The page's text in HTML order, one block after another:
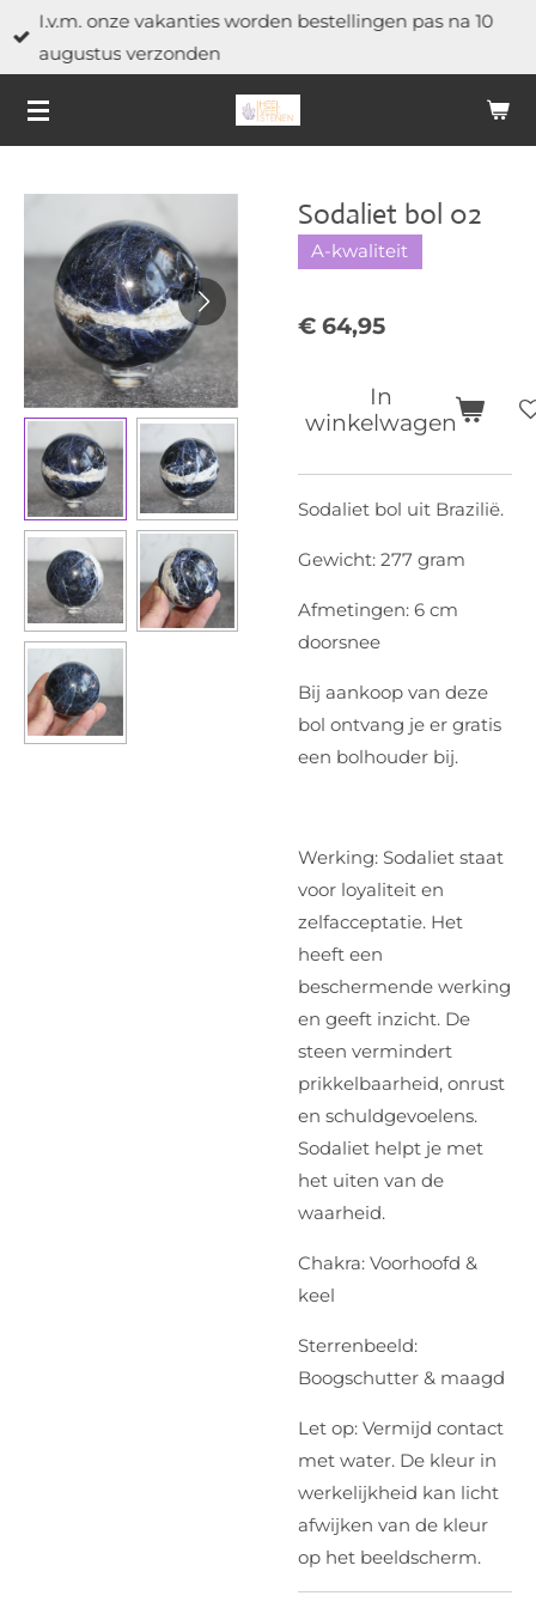
Ga
direct
de
I.v.m. onze vakanties worden bestellingen pas na 10
augustus verzonden
Sodaliet bol 02
A-kwaliteit
€ 64,95
In
winkelwagen
Sodaliet bol uit Brazilië.
Gewicht: 277 gram
Afmetingen: 6 cm
doorsnee
Bij aankoop van deze
bol ontvang je er gratis
een bolhouder bij.
Werking: Sodaliet staat
voor loyaliteit en
zelfacceptatie. Het
heeft een
beschermende werking
en geeft inzicht. De
steen vermindert
prikkelbaarheid, onrust
en schuldgevoelens.
Sodaliet helpt je met
het uiten van de
waarheid.
Chakra: Voorhoofd &
keel
Sterrenbeeld:
Boogschutter & maagd
Let op: Vermijd contact
met water. De kleur in
werkelijkheid kan licht
afwijken van de kleur
op het beeldscherm.